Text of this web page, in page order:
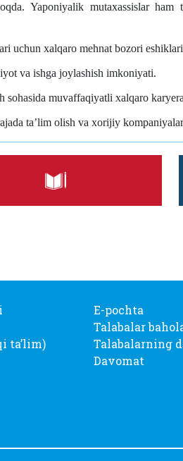
Yaponiyalik mutaxassislar
uchun xalqaro mehnat bozori
va ishga joylashish imkoniyati.
sohasida muvaffaqiyatli xalqaro
taʼlim olish va xorijiy
taʼlim)
E-pochta
Talabalar
Talabalarning
Davomat